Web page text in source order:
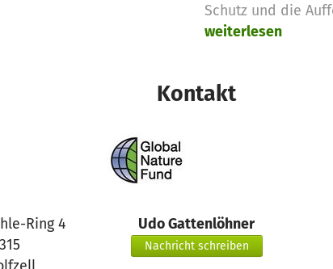
Schutz und die
weiterlesen
Kontakt
Ring 4
Udo Gattenlöhner
Nachricht schreiben